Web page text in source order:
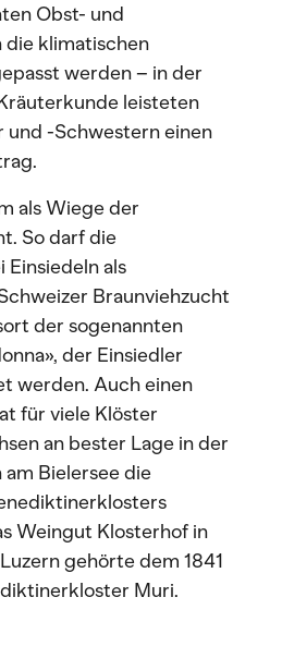
Obst- und
die klimatischen
werden – in der
leisteten
-Schwestern einen
als Wiege der
So darf die
als
Braunviehzucht
der sogenannten
der Einsiedler
werden. Auch einen
für viele Klöster
an bester Lage in der
Bielersee die
Weingut Klosterhof in
gehörte dem 1841
Muri.